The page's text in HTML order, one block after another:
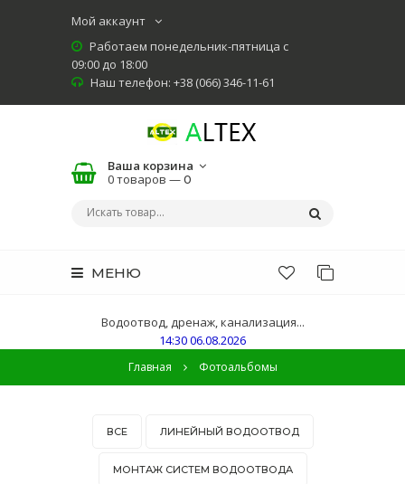
Мой аккаунт
Работаем понедельник-пятница с
09:00 до 18:00
Наш телефон: +38 (066) 346-11-61
Ваша корзина
0 товаров —0
МЕНЮ
Водоотвод, дренаж, канализация...
14:30 06.08.2026
Главная Фотоальбомы
ВСЕ ЛИНЕЙНЫЙ ВОДООТВОД
МОНТАЖ СИСТЕМ ВОДООТВОДА